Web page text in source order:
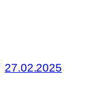
27.02.2025